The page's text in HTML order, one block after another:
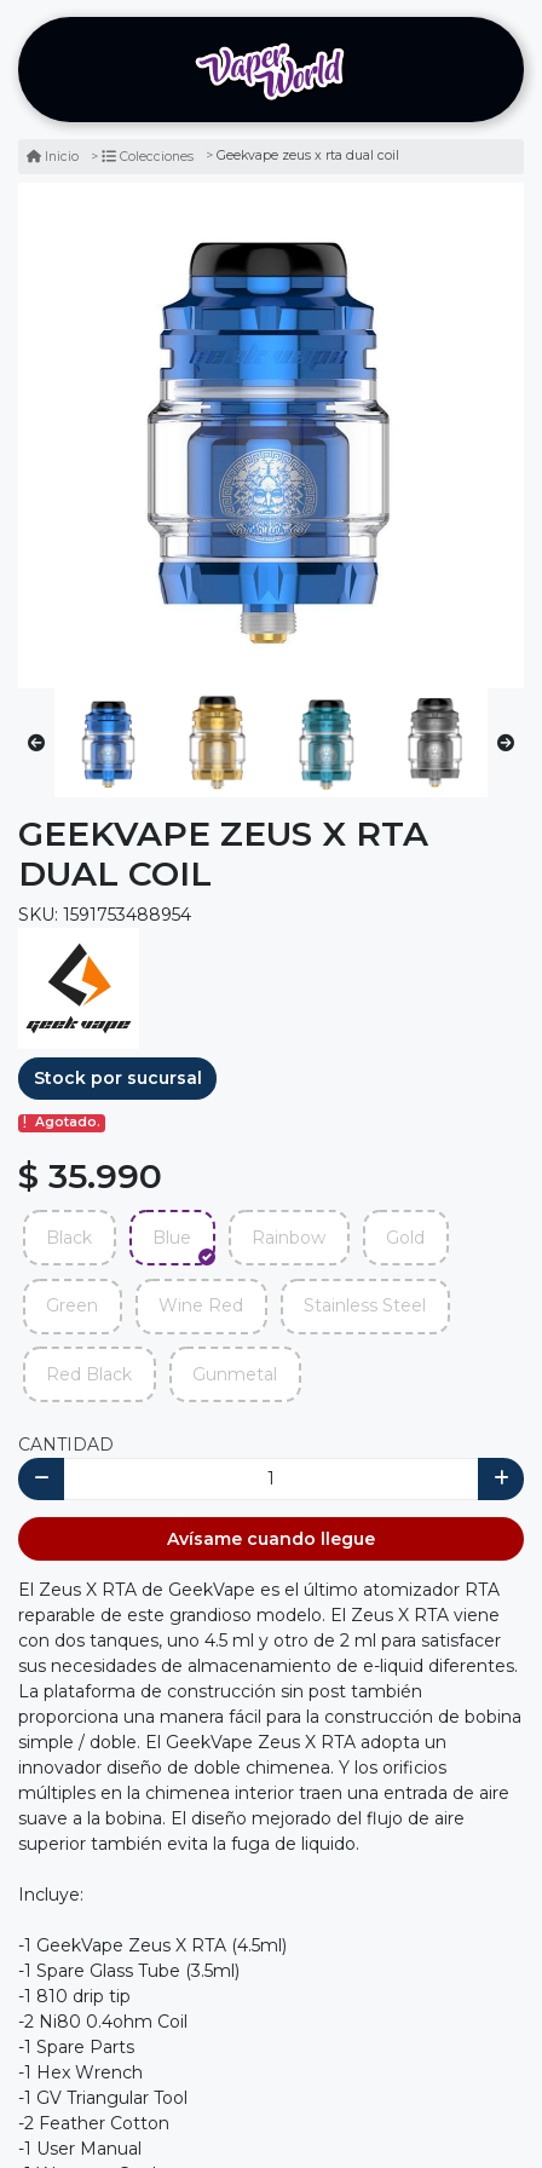
Inicio Colecciones Geekvape zeus x rta dual coil
GEEKVAPE ZEUS X RTA
DUAL COIL
SKU: 1591753488954
Stock por sucursal
Agotado.
$ 35.990
Black Blue Rainbow Gold
Green Wine Red Stainless Steel
Red Black Gunmetal
CANTIDAD
Avísame cuando llegue
El Zeus X RTA de GeekVape es el último atomizador RTA
reparable de este grandioso modelo. El Zeus X RTA viene
con dos tanques, uno 4.5 ml y otro de 2 ml para satisfacer
sus necesidades de almacenamiento de e-liquid diferentes.
La plataforma de construcción sin post también
proporciona una manera fácil para la construcción de bobina
simple / doble. El GeekVape Zeus X RTA adopta un
innovador diseño de doble chimenea. Y los orificios
múltiples en la chimenea interior traen una entrada de aire
suave a la bobina. El diseño mejorado del flujo de aire
superior también evita la fuga de liquido.
Incluye:
-1 GeekVape Zeus X RTA (4.5ml)
-1 Spare Glass Tube (3.5ml)
-1 810 drip tip
-2 Ni80 0.4ohm Coil
-1 Spare Parts
-1 Hex Wrench
-1 GV Triangular Tool
-2 Feather Cotton
-1 User Manual